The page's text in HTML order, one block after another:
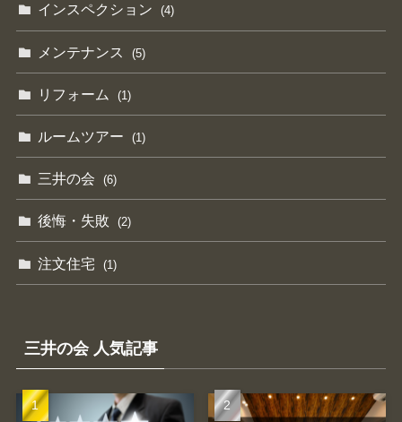
インスペクション (4)
メンテナンス (5)
リフォーム (1)
ルームツアー (1)
三井の会 (6)
後悔・失敗 (2)
注文住宅 (1)
三井の会 人気記事